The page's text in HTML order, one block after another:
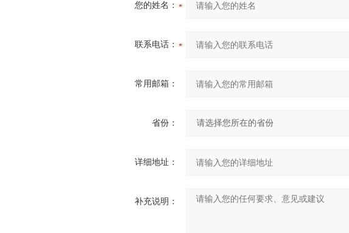
您的姓名：
联系电话：
常用邮箱：
省份：
详细地址：
补充说明：